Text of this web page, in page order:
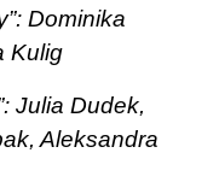
Dominika
Kulig
Julia Dudek,
Aleksandra